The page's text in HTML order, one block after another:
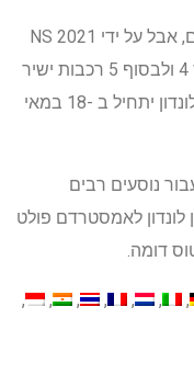
השירות משיקה עם 2 רכבות ישירות ביום, אבל על ידי 2021 NS
רוצה להגדיל את מספר השירותים 3 ואז 4 ולבסוף 5 רכבות ישיר
ביום ללונדון. החיבור הישיר מרוטרדם ללונדון יתחיל ב -18 במאי
נוסעים רבים
לאמסטרדם פולט